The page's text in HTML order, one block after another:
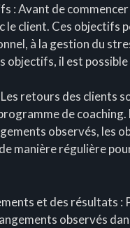
: Avant de
le client. Ces objectifs
à la gestion du
objectifs, il est
retours des clients
de
observés, les
manière régulière
et des résultats :
observés